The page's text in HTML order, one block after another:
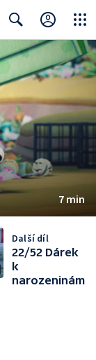
Search Close
7 min
Další díl
22/52 Dárek
k
narozeninám